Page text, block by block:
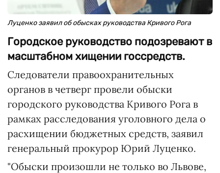
Луценко заявил об обысках руководства Кривого Рога
Городское руководство подозревают в
масштабном хищении госсредств.
Следователи правоохранительных
органов в четверг провели обыски
городского руководства Кривого Рога в
рамках расследования уголовного дела о
расхищении бюджетных средств, заявил
генеральный прокурор Юрий Луценко.
"Обыски произошли не только во Львове,